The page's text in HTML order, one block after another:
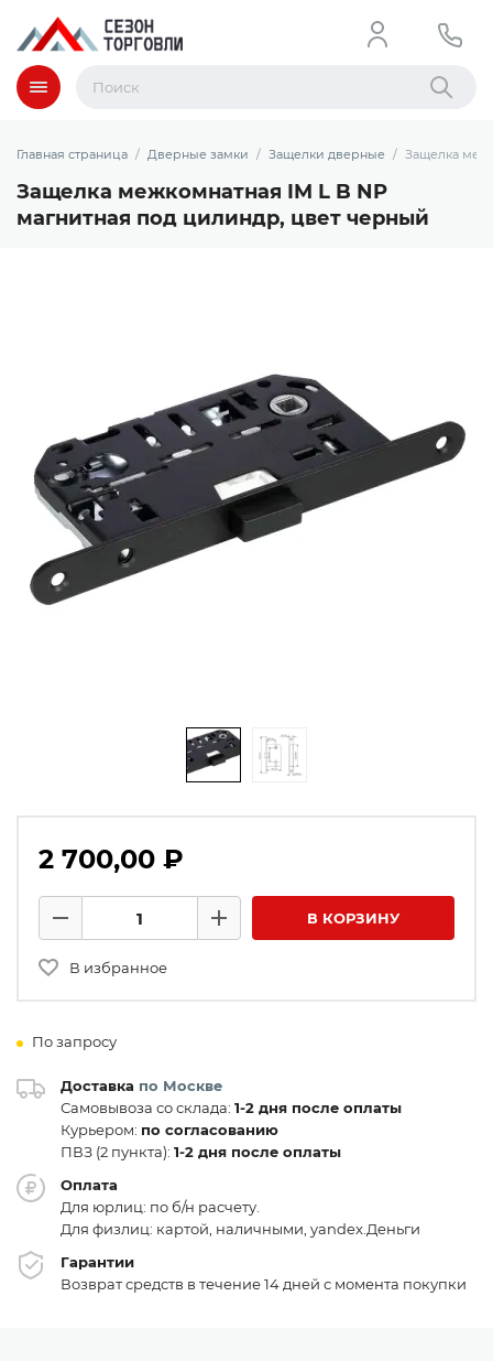
Меню Найти
Главная страница Дверные замки Защелки дверные Защелка
Защелка межкомнатная IM L B NP
магнитная под цилиндр, цвет черный
2 700,00 ₽
Минус
Плюс В КОРЗИНУ
В избранное
По запросу
Доставка по Москве
Самовывоза со склада: 1-2 дня после оплаты
Курьером: по согласованию
ПВЗ (2 пункта): 1-2 дня после оплаты
Оплата
Для юрлиц: по б/н расчету.
Для физлиц: картой, наличными, yandex.Деньги
Гарантии
Возврат средств в течение 14 дней с момента покупки